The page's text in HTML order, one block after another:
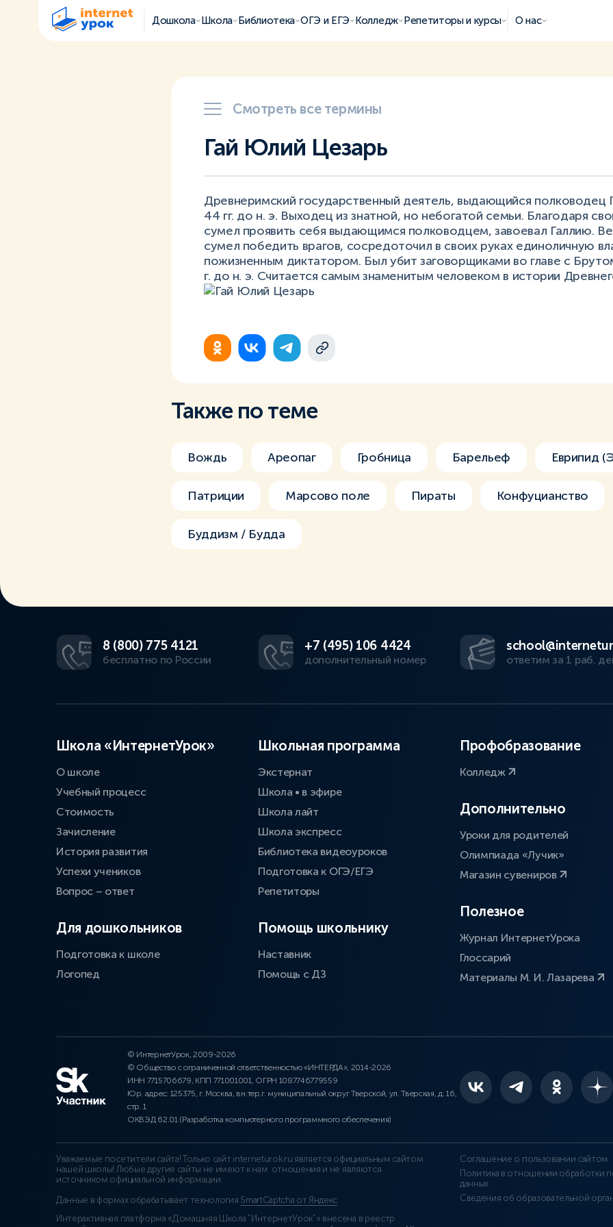
Дошкола Школа Библиотека ОГЭ и ЕГЭ Колледж Репетиторы и курсы О нас
Смотреть все термины
Гай Юлий Цезарь
Древнеримский государственный деятель, выдающийся полководец
44 гг. до н. э. Выходец из знатной, но небогатой семьи. Благодаря
сумел проявить себя выдающимся полководцем, завоевал Галлию.
сумел победить врагов, сосредоточил в своих руках единоличную
пожизненным диктатором. Был убит заговорщиками во главе с
г. до н. э. Считается самым знаменитым человеком в истории
Также по теме
Вождь Ареопаг Гробница Барельеф Еврипид
Патриции Марсово поле Пираты Конфуцианство
Буддизм / Будда
8 (800) 775 4121
бесплатно по России
+7 (495) 106 4424
дополнительный номер ответим за 1 раб.
Школа «ИнтернетУрок»
О школе
Учебный процесс
Стоимость
Зачисление
История развития
Успехи учеников
Вопрос – ответ
Для дошкольников
Подготовка к школе
Логопед
Школьная программа
Экстернат
Школа • в эфире
Школа лайт
Школа экспресс
Библиотека видеоуроков
Подготовка к ОГЭ/ЕГЭ
Репетиторы
Помощь школьнику
Наставник
Помощь с ДЗ
Профобразование
Колледж
Дополнительно
Уроки для родителей
Олимпиада «Лучик»
Магазин сувениров
Полезное
Журнал ИнтернетУрока
Глоссарий
Материалы М. И. Лазарева
© ИнтернетУрок, 2009-2026
© Общество с ограниченной ответственностью «ИНТЕРДА», 2014-2026
ИНН 7715706679, КПП 771001001, ОГРН 1087746779559
Юр. адрес: 125375, г. Москва, вн.тер.г. муниципальный округ Тверской, ул. Тверская, д. 16,
стр. 1
ОКВЭД 62.01 (Разработка компьютерного программного обеспечения)
Уважаемые посетители сайта! Только сайт interneturok.ru является официальным сайтом
нашей школы! Любые другие сайты не имеют к нам отношения и не являются
источником официальной информации.
Данные в формах обрабатывает технология SmartCaptcha от Яндекс
Интерактивная платформа «Домашняя Школа “ИнтернетУрок”» внесена в реестр
Соглашение о пользовании сайтом
Политика в отношении обработки
данных
Сведения об образовательной